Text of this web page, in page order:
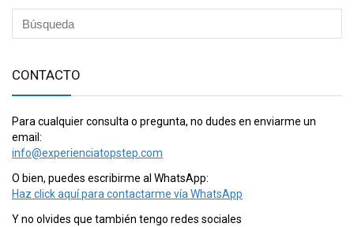
CONTACTO
Para cualquier consulta o pregunta, no dudes en enviarme un
email:
info@experienciatopstep.com
O bien, puedes escribirme al WhatsApp:
Haz click aquí para contactarme vía WhatsApp
Y no olvides que también tengo redes sociales